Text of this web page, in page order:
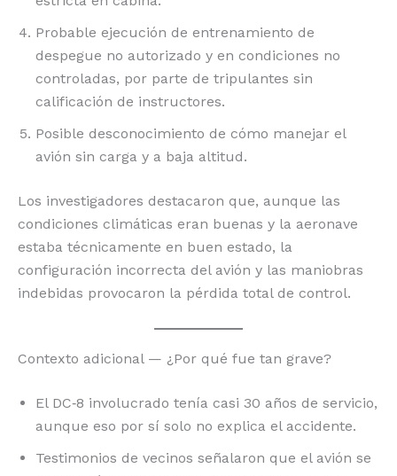
Probable ejecución de entrenamiento de
despegue no autorizado y en condiciones no
controladas, por parte de tripulantes sin
calificación de instructores.
Posible desconocimiento de cómo manejar el
avión sin carga y a baja altitud.
Los investigadores destacaron que, aunque las
condiciones climáticas eran buenas y la aeronave
estaba técnicamente en buen estado, la
configuración incorrecta del avión y las maniobras
indebidas provocaron la pérdida total de control.
Contexto adicional — ¿Por qué fue tan grave?
El DC‑8 involucrado tenía casi 30 años de servicio,
aunque eso por sí solo no explica el accidente.
Testimonios de vecinos señalaron que el avión se